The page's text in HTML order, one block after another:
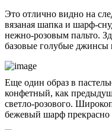
Это отлично видно на
вязаная шапка и шарф-
нежно-розовым пальто.
базовые голубые джинсы
Еще один образ в
конфетный, как
светло-розового.
бежевый шарф прекрасно